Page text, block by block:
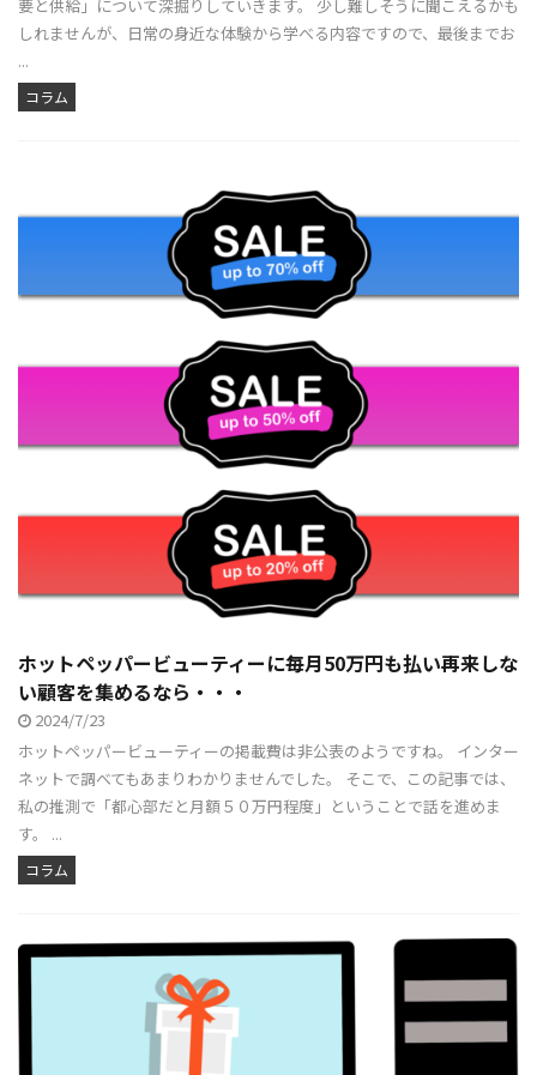
要と供給」について深掘りしていきます。 少し難しそうに聞こえるかも
しれませんが、日常の身近な体験から学べる内容ですので、最後までお
...
コラム
ホットペッパービューティーに毎月50万円も払い再来しな
い顧客を集めるなら・・・
2024/7/23
ホットペッパービューティーの掲載費は非公表のようですね。 インター
ネットで調べてもあまりわかりませんでした。 そこで、この記事では、
私の推測で「都心部だと月額５０万円程度」ということで話を進めま
す。 ...
コラム